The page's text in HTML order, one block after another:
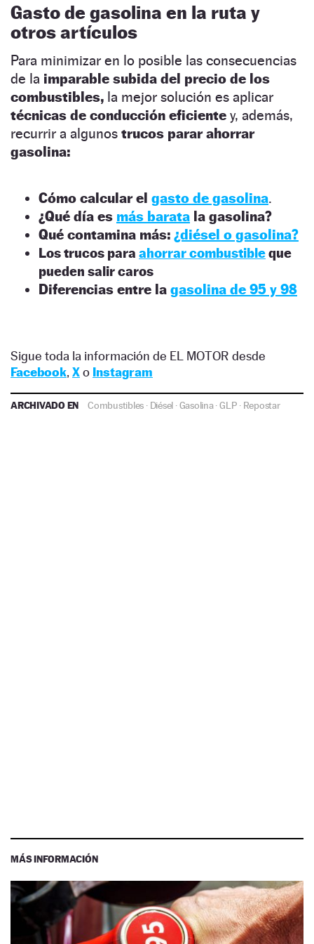
Gasto de gasolina en la ruta y
otros artículos
Para minimizar en lo posible las consecuencias
de la imparable subida del precio de los
combustibles, la mejor solución es aplicar
técnicas de conducción eficiente y, además,
recurrir a algunos trucos parar ahorrar
gasolina:
Cómo calcular el gasto de gasolina.
¿Qué día es más barata la gasolina?
Qué contamina más: ¿diésel o gasolina?
Los trucos para ahorrar combustibleque
pueden salir caros
Diferencias entre la gasolina de 95 y 98
Sigue toda la información de EL MOTOR desde
Facebook, Xo Instagram
ARCHIVADO EN Combustibles · Diésel ·Gasolina·GLP · Repostar
MÁS INFORMACIÓN